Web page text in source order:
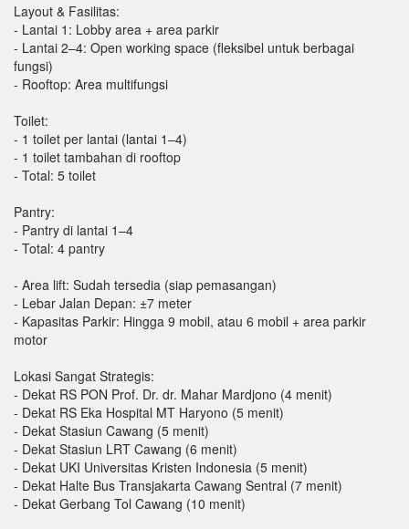
Layout & Fasilitas:
- Lantai 1: Lobby area + area parkir
- Lantai 2–4: Open working space (fleksibel untuk berbagai
fungsi)
- Rooftop: Area multifungsi
Toilet:
- 1 toilet per lantai (lantai 1–4)
- 1 toilet tambahan di rooftop
- Total: 5 toilet
Pantry:
- Pantry di lantai 1–4
- Total: 4 pantry
- Area lift: Sudah tersedia (siap pemasangan)
- Lebar Jalan Depan: ±7 meter
- Kapasitas Parkir: Hingga 9 mobil, atau 6 mobil + area parkir
motor
Lokasi Sangat Strategis:
- Dekat RS PON Prof. Dr. dr. Mahar Mardjono (4 menit)
- Dekat RS Eka Hospital MT Haryono (5 menit)
- Dekat Stasiun Cawang (5 menit)
- Dekat Stasiun LRT Cawang (6 menit)
- Dekat UKI Universitas Kristen Indonesia (5 menit)
- Dekat Halte Bus Transjakarta Cawang Sentral (7 menit)
- Dekat Gerbang Tol Cawang (10 menit)